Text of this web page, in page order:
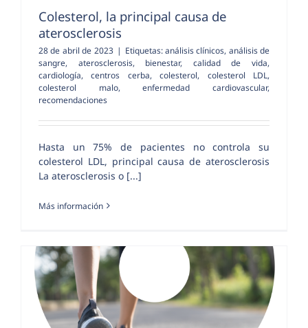
Colesterol, la principal causa de
aterosclerosis
28 de abril de 2023 | Etiquetas:análisis clínicos, análisis de
sangre, aterosclerosis, bienestar, calidad de vida,
cardiología,centros cerba,colesterol, colesterol LDL,
colesterol malo,enfermedad cardiovascular,
recomendaciones
Hasta un 75% de pacientes no controla su
colesterol LDL, principal causa de aterosclerosis
La aterosclerosis o [...]
Más información